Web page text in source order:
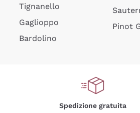
Tignanello
Gaglioppo
Bardolino
Pinot
Spedizione gratuita